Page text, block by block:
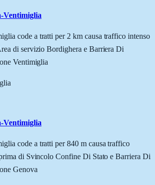
Ventimiglia
code a tratti per 2 km causa traffico intenso
di servizio Bordighera e Barriera Di
Ventimiglia
Ventimiglia
code a tratti per 840 m causa traffico
di Svincolo Confine Di Stato e Barriera Di
Genova